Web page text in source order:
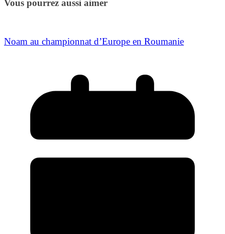
Vous pourrez aussi aimer
Noam au championnat d’Europe en Roumanie